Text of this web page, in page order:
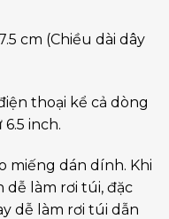
cm (Chiều dài dây
thoại kể cả dòng
inch.
miếng dán dính. Khi
làm rơi túi, đặc
dễ làm rơi túi dẫn